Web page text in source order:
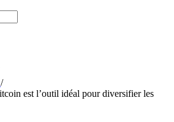
/
est l’outil idéal pour diversifier les